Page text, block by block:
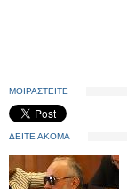
ΜΟΙΡΑΣΤΕΙΤΕ
ΔΕΙΤΕ ΑΚΟΜΑ